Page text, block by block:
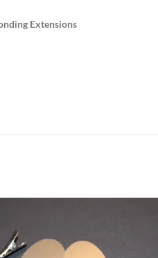
Extensions